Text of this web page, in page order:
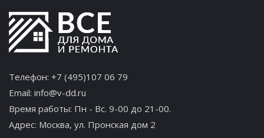
Телефон: +7 (495)107 06 79
Email: info@v-dd.ru
Время работы: Пн - Вс. 9-00 до 21-00.
Адрес: Москва, ул. Пронская дом 2